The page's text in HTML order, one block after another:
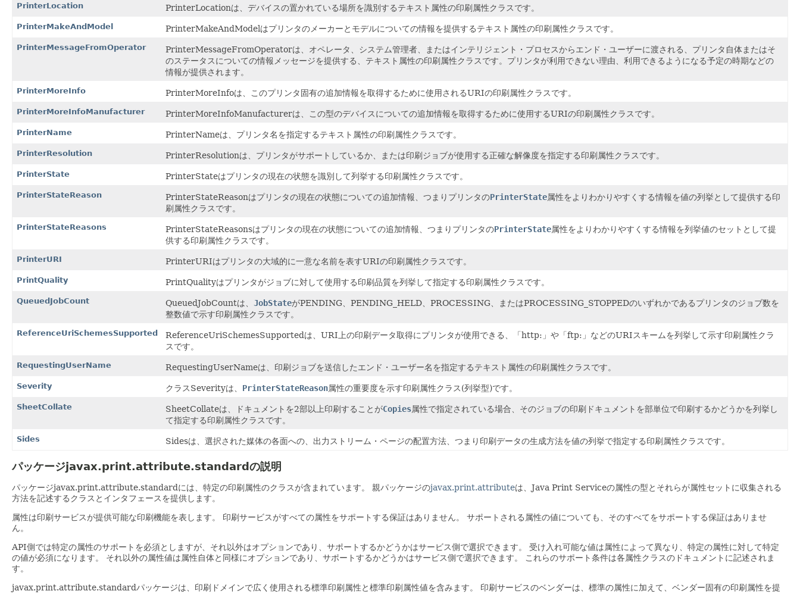
PrinterLocation PrinterLocationは、デバイスの置かれている場所を識別するテキスト属性の印刷属性クラスです。
PrinterMakeAndModel PrinterMakeAndModelはプリンタのメーカーとモデルについての情報を提供するテキスト属性の印刷属性クラスです。
PrinterMessageFromOperator
PrinterMessageFromOperatorは、オペレータ、システム管理者、またはインテリジェント・プロセスからエンド・ユーザーに渡される、プリンタ自体またはそ
のステータスについての情報メッセージを提供する、テキスト属性の印刷属性クラスです。プリンタが利用できない理由、利用できるようになる予定の時期などの
情報が提供されます。
PrinterMoreInfo PrinterMoreInfoは、このプリンタ固有の追加情報を取得するために使用されるURIの印刷属性クラスです。
PrinterMoreInfoManufacturer PrinterMoreInfoManufacturerは、この型のデバイスについての追加情報を取得するために使用するURIの印刷属性クラスです。
PrinterName PrinterNameは、プリンタ名を指定するテキスト属性の印刷属性クラスです。
PrinterResolution PrinterResolutionは、プリンタがサポートしているか、または印刷ジョブが使用する正確な解像度を指定する印刷属性クラスです。
PrinterState PrinterStateはプリンタの現在の状態を識別して列挙する印刷属性クラスです。
PrinterStateReason PrinterStateReasonはプリンタの現在の状態についての追加情報、つまりプリンタのPrinterState属性をよりわかりやすくする情報を値の列挙として提供する印
刷属性クラスです。
PrinterStateReasons PrinterStateReasonsはプリンタの現在の状態についての追加情報、つまりプリンタのPrinterState属性をよりわかりやすくする情報を列挙値のセットとして提
供する印刷属性クラスです。
PrinterURI PrinterURIはプリンタの大域的に一意な名前を表すURIの印刷属性クラスです。
PrintQuality PrintQualityはプリンタがジョブに対して使用する印刷品質を列挙して指定する印刷属性クラスです。
QueuedJobCount QueuedJobCountは、 JobStateがPENDING、PENDING_HELD、PROCESSING、またはPROCESSING_STOPPEDのいずれかであるプリンタのジョブ数を
整数値で示す印刷属性クラスです。
ReferenceUriSchemesSupported
ReferenceUriSchemesSupportedは、URI上の印刷データ取得にプリンタが使用できる、「http:」や「ftp:」などのURIスキームを列挙して示す印刷属性クラ
スです。
RequestingUserName RequestingUserNameは、印刷ジョブを送信したエンド・ユーザー名を指定するテキスト属性の印刷属性クラスです。
Severity クラスSeverityは、 PrinterStateReason属性の重要度を示す印刷属性クラス(列挙型)です。
SheetCollate SheetCollateは、ドキュメントを2部以上印刷することがCopies属性で指定されている場合、そのジョブの印刷ドキュメントを部単位で印刷するかどうかを列挙し
て指定する印刷属性クラスです。
Sides Sidesは、選択された媒体の各面への、出力ストリーム・ページの配置方法、つまり印刷データの生成方法を値の列挙で指定する印刷属性クラスです。
パッケージjavax.print.attribute.standardの説明
パッケージjavax.print.attribute.standardには、特定の印刷属性のクラスが含まれています。 親パッケージのjavax.print.attributeは、Java Print Serviceの属性の型とそれらが属性セットに収集される
方法を記述するクラスとインタフェースを提供します。
属性は印刷サービスが提供可能な印刷機能を表します。
印刷サービスがすべての属性をサポートする保証はありません。
サポートされる属性の値についても、そのすべてをサポートする保証はありませ
ん。
API側では特定の属性のサポートを必須としますが、それ以外はオプションであり、サポートするかどうかはサービス側で選択できます。
受け入れ可能な値は属性によって異なり、特定の属性に対して特定
の値が必須になります。
それ以外の属性値は属性自体と同様にオプションであり、サポートするかどうかはサービス側で選択できます。
これらのサポート条件は各属性クラスのドキュメントに記述されま
す。
javax.print.attribute.standardパッケージは、印刷ドメインで広く使用される標準印刷属性と標準印刷属性値を含みます。
印刷サービスのベンダーは、標準の属性に加えて、ベンダー固有の印刷属性を提